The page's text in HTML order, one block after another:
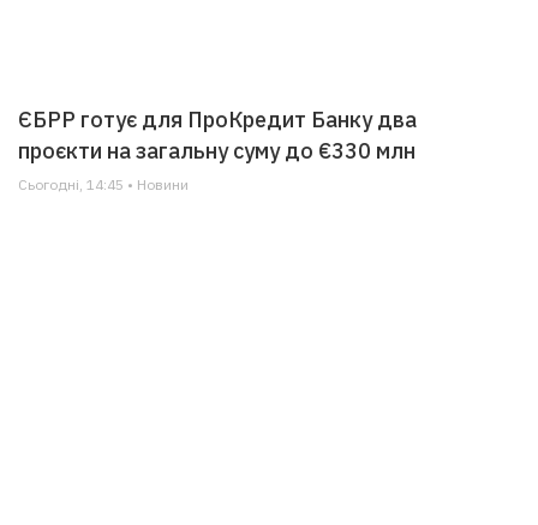
ЄБРР готує для ПроКредит Банку два
проєкти на загальну суму до €330 млн
Сьогодні, 14:45 • Новини